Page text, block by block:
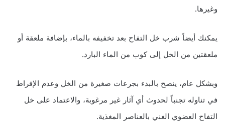
وغيرها.
يمكنك أيضاً شرب خل التفاح بعد تخفيفه بالماء، بإضافة ملعقة أو
ملعقتين من الخل إلى كوب من الماء البارد.
وبشكل عام، ينصح بالبدء بجرعات صغيرة من الخل وعدم الإفراط
في تناوله تجنباً لحدوث أي آثار غير مرغوبة، والاعتماد على خل
التفاح العضوي الغني بالعناصر المغذية.